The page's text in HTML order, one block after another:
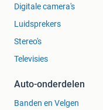
Digitale camera's
Luidsprekers
Stereo's
Televisies
Auto-onderdelen
Banden en Velgen